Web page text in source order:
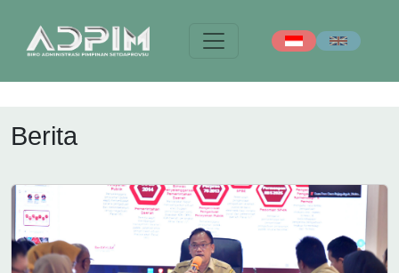
Berita